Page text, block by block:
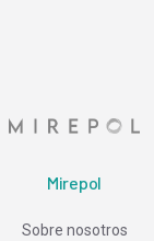
Mirepol
Sobre nosotros